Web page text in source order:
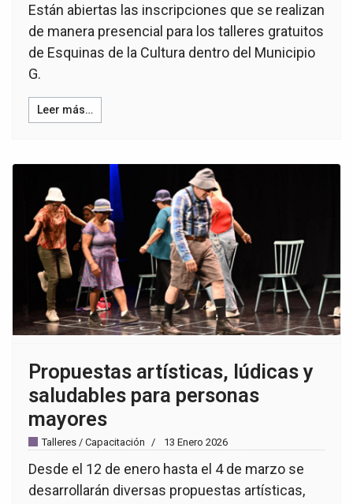
Están abiertas las inscripciones que se realizan
de manera presencial para los talleres gratuitos
de Esquinas de la Cultura dentro del Municipio
G.
Leer más…
Propuestas artísticas, lúdicas y
saludables para personas
mayores
Talleres / Capacitación 13 Enero 2026
Desde el 12 de enero hasta el 4 de marzo se
desarrollarán diversas propuestas artísticas,